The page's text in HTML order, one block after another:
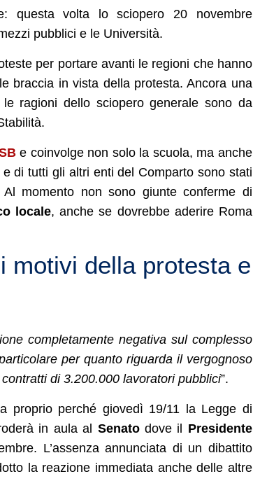
questa volta lo sciopero 20 novembre
pubblici e le Università.
per portare avanti le regioni che hanno
braccia in vista della protesta. Ancora una
ragioni dello sciopero generale sono da
e coinvolge non solo la scuola, ma anche
di tutti gli altri enti del Comparto sono stati
momento non sono giunte conferme di
locale, anche se dovrebbe aderire Roma
motivi della protesta e
completamente negativa sul complesso
per quanto riguarda il vergognoso
di 3.200.000 lavoratori pubblici”.
proprio perché giovedì 19/11 la Legge di
in aula al Senatodove il Presidente
L’assenza annunciata di un dibattito
la reazione immediata anche delle altre